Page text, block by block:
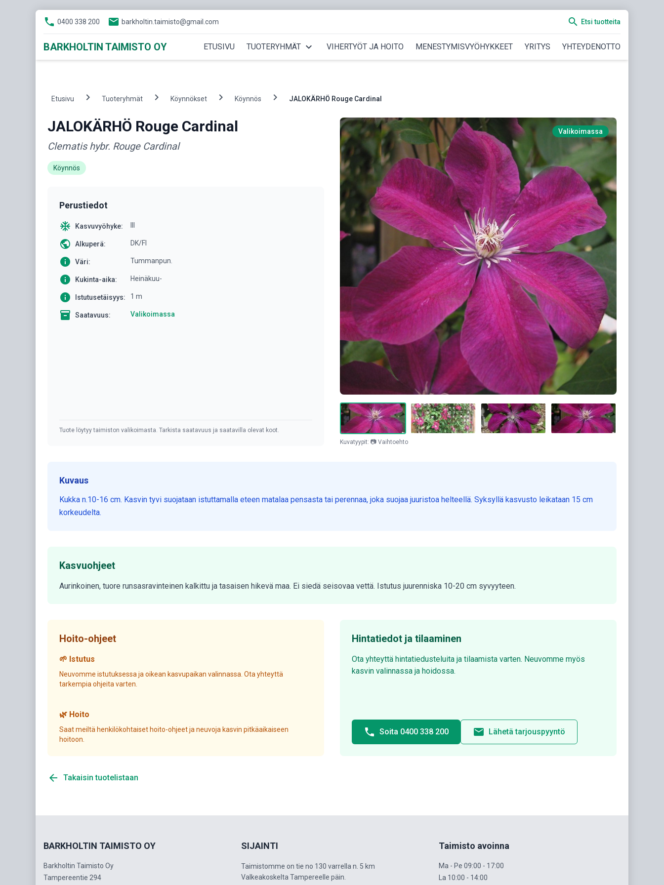
phone 0400 338 200 email barkholtin.taimisto@gmail.com search Etsi tuotteita
BARKHOLTIN TAIMISTO OY ETUSIVU TUOTERYHMÄT expand_more VIHERTYÖT JA HOITO MENESTYMISVYÖHYKKEET YRITYS YHTEYDENOTTO
Etusivu chevron_right Tuoteryhmät chevron_right Köynnökset chevron_right Köynnös chevron_right JALOKÄRHÖ Rouge Cardinal
JALOKÄRHÖ Rouge Cardinal
Clematis hybr. Rouge Cardinal
Köynnös
Perustiedot
ac_unit Kasvuvyöhyke:
public Alkuperä: DK/FI
info Väri: Tummanpun.
info Kukinta-aika: Heinäkuu-
info Istutusetäisyys: 1 m
inventory Saatavuus: Valikoimassa
Tuote löytyy taimiston valikoimasta. Tarkista saatavuus ja saatavilla olevat koot.
Valikoimassa
Kuvatyypit: 📷 Vaihtoehto
Kuvaus
Kukka n.10-16 cm. Kasvin tyvi suojataan istuttamalla eteen matalaa pensasta tai perennaa, joka suojaa juuristoa helteellä. Syksyllä kasvusto leikataan 15 cm
korkeudelta.
Kasvuohjeet
Aurinkoinen, tuore runsasravinteinen kalkittu ja tasaisen hikevä maa. Ei siedä seisovaa vettä. Istutus juurenniska 10-20 cm syvyyteen.
Hoito-ohjeet
🌱 Istutus
Neuvomme istutuksessa ja oikean kasvupaikan valinnassa. Ota yhteyttä
tarkempia ohjeita varten.
🌿 Hoito
Saat meiltä henkilökohtaiset hoito-ohjeet ja neuvoja kasvin pitkäaikaiseen
hoitoon.
Hintatiedot ja tilaaminen
Ota yhteyttä hintatiedusteluita ja tilaamista varten. Neuvomme myös
kasvin valinnassa ja hoidossa.
phone Soita 0400 338 200 email Lähetä tarjouspyyntö
arrow_back Takaisin tuotelistaan
BARKHOLTIN TAIMISTO OY
Barkholtin Taimisto Oy
Tampereentie 294
SIJAINTI
Taimistomme on tie no 130 varrella n. 5 km
Valkeakoskelta Tampereelle päin.
Taimisto avoinna
Ma - Pe 09:00 - 17:00
La 10:00 - 14:00